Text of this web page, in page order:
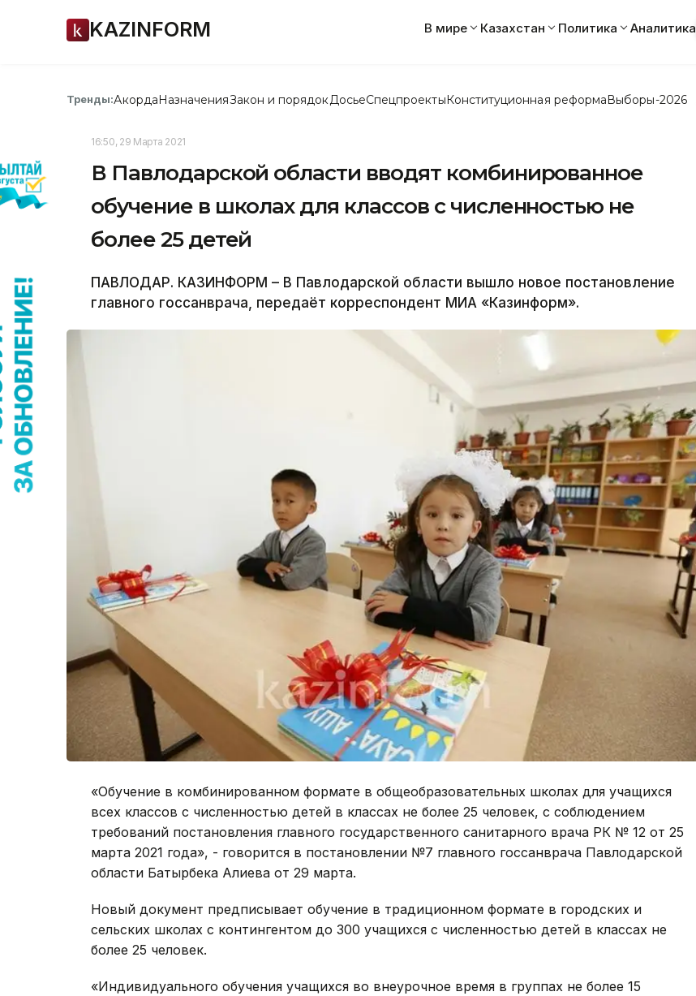
KAZINFORM В мире Казахстан Политика Аналитика
Тренды:АкордаНазначенияЗакон и порядок ДосьеСпецпроектыКонституционная реформаВыборы-2026
16:50, 29 Марта 2021
В Павлодарской области вводят комбинированное
обучение в школах для классов с численностью не
более 25 детей
ПАВЛОДАР. КАЗИНФОРМ – В Павлодарской области вышло новое постановление
главного госсанврача, передаёт корреспондент МИА «Казинформ».
«Обучение в комбинированном формате в общеобразовательных школах для учащихся
всех классов с численностью детей в классах не более 25 человек, с соблюдением
требований постановления главного государственного санитарного врача РК № 12 от 25
марта 2021 года», - говорится в постановлении №7 главного госсанврача Павлодарской
области Батырбека Алиева от 29 марта.
Новый документ предписывает обучение в традиционном формате в городских и
сельских школах с контингентом до 300 учащихся с численностью детей в классах не
более 25 человек.
«Индивидуального обучения учащихся во внеурочное время в группах не более 15